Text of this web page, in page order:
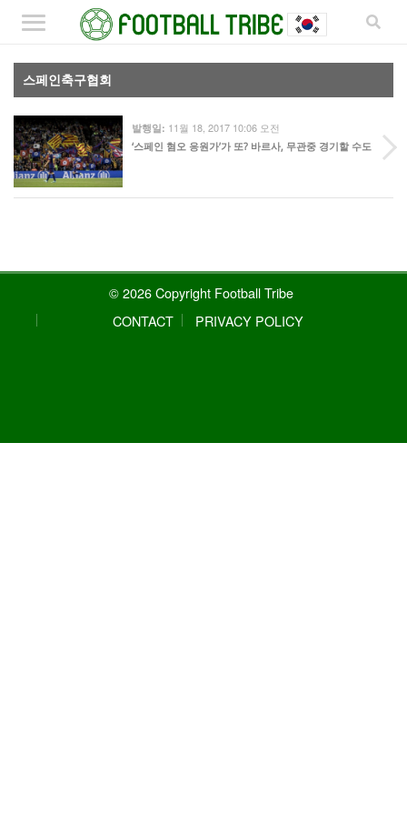
스페인축구협회
발행일: 11월 18, 2017 10:06 오전
‘스페인 혐오 응원가’가 또? 바르사, 무관중 경기할 수도
© 2026 Copyright Football Tribe
CONTACT
PRIVACY POLICY